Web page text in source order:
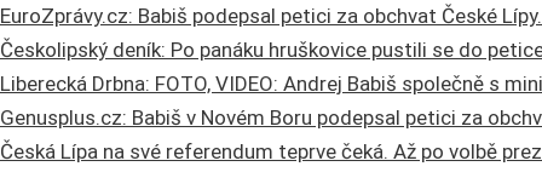
EuroZprávy.cz: Babiš podepsal petici za obchvat České
Českolipský deník: Po panáku hruškovice pustili se do
Liberecká Drbna: FOTO, VIDEO: Andrej Babiš společně s
Genusplus.cz: Babiš v Novém Boru podepsal petici za
Česká Lípa na své referendum teprve čeká. Až po volbě